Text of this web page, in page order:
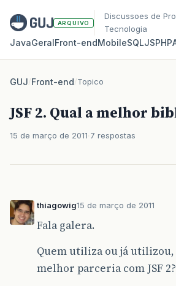
ARQUIVO
Discussoes de
Tecnologia
JavaGeralFront‑endMobileSQLJSPHP
GUJ/Front-end/Topico
JSF 2. Qual a melhor
15 de março de 2011 7 respostas
thiagowig15 de março de 2011
Fala galera.
Quem utiliza ou já utilizou,
melhor parceria com JSF 2?